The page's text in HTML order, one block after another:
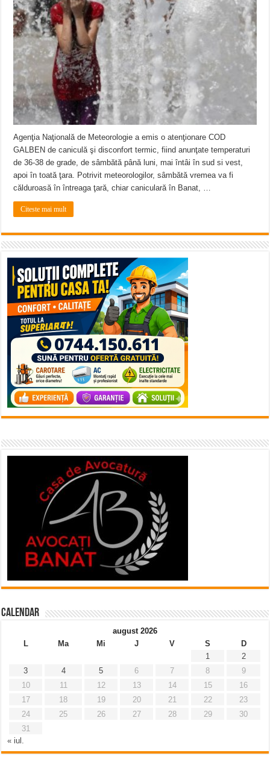
ANUNȚ OPRIRE APĂ în Reșița, cartier Țerova – avarie – 04.08.2026
ANUNȚ OPRIRE APĂ în Reșița – avarie – 03.08.2026 – Calea Caransebeșului
Agenţia Naţională de Meteorologie a emis o atenţionare COD
GALBEN de caniculă şi disconfort termic, fiind anunţate temperaturi
de 36-38 de grade, de sâmbătă până luni, mai întâi în sud si vest,
apoi în toată ţara. Potrivit meteorologilor, sâmbătă vremea va fi
călduroasă în întreaga ţară, chiar caniculară în Banat, …
Citeste mai mult
Calendar
august 2026
L
Ma Mi J V S
D
1
2
3
4 5 6 7 8
9
10
11 12 13 14 15
16
17
18 19 20 21 22
23
24
25 26 27 28 29
30
31
« iul.